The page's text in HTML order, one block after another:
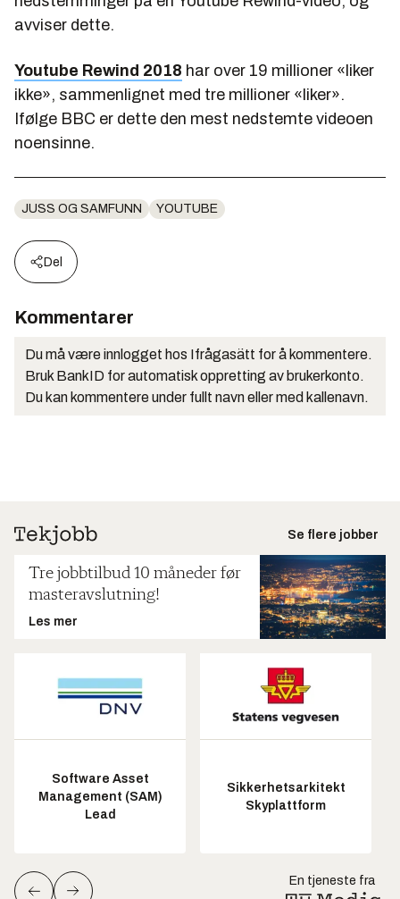
avviser dette.
Youtube Rewind 2018 har over 19 millioner «liker
ikke», sammenlignet med tre millioner «liker».
Ifølge BBC er dette den mest nedstemte videoen
noensinne.
JUSS OG SAMFUNN YOUTUBE
Del
Kommentarer
Du må være innlogget hos Ifrågasätt for å kommentere.
Bruk BankID for automatisk oppretting av brukerkonto.
Du kan kommentere under fullt navn eller med kallenavn.
Se flere jobber
Tre jobbtilbud 10 måneder før
masteravslutning!
Les mer
Software Asset
Management (SAM)
Lead
Sikkerhetsarkitekt
Skyplattform
En tjeneste fra